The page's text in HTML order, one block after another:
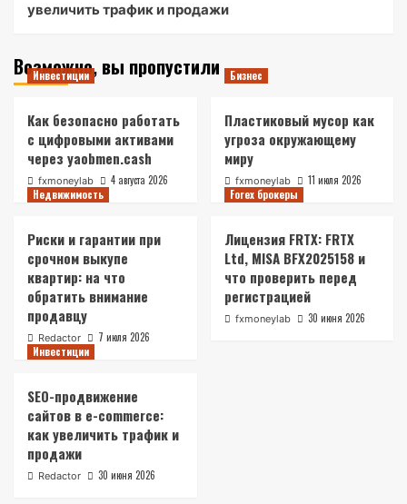
увеличить трафик и продажи
Возможно, вы пропустили
Инвестиции
Как безопасно работать
с цифровыми активами
через yaobmen.cash
fxmoneylab 4 августа 2026
Бизнес
Пластиковый мусор как
угроза окружающему
миру
fxmoneylab
11 июля 2026
Недвижимость
Риски и гарантии при
срочном выкупе
квартир: на что
обратить внимание
продавцу
Redactor 7 июля 2026
Forex брокеры
Лицензия FRTX: FRTX
Ltd, MISA BFX2025158 и
что проверить перед
регистрацией
fxmoneylab 30 июня 2026
Инвестиции
SEO-продвижение
сайтов в e-commerce:
как увеличить трафик и
продажи
Redactor 30 июня 2026